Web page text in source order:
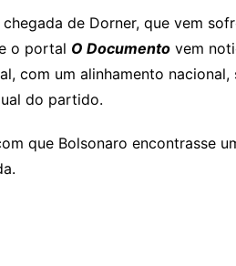
de Dorner, que vem
o portal O Documento vem
com um alinhamento nacional,
do partido.
que Bolsonaro encontrasse